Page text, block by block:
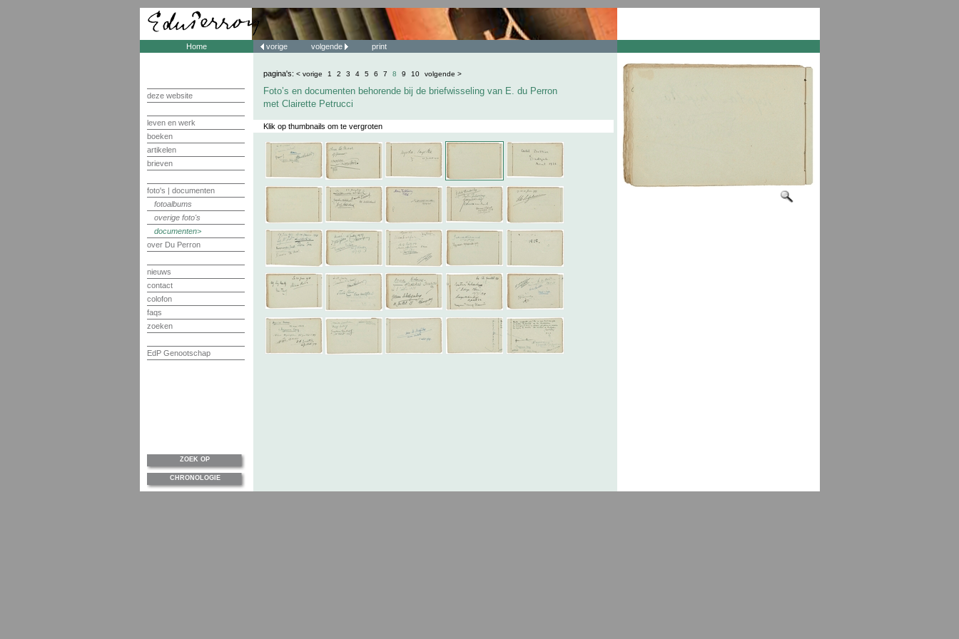
Home
deze website
leven en werk
boeken
artikelen
brieven
foto's | documenten
fotoalbums
overige foto's
documenten
over Du Perron
nieuws
contact
colofon
faqs
zoeken
EdP Genootschap
vorige volgende print
pagina's: < vorige 1 2 3 4 5 6 7 8 9 10 volgende >
Foto’s en documenten behorende bij de briefwisseling van E. du Perron
met Clairette Petrucci
Klik op thumbnails om te vergroten
ZOEK OP
CHRONOLOGIE